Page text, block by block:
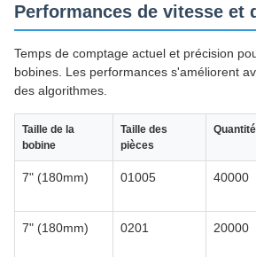
Performances de vitesse et
Temps de comptage actuel et précision
bobines. Les performances s'améliorent
des algorithmes.
Taille de la
bobine
Taille des
pièces
Quantité
7" (180mm) 01005 40000
7" (180mm) 0201 20000